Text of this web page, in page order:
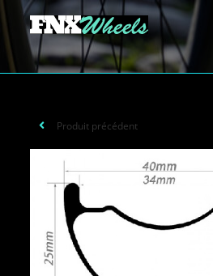
Produit précédent